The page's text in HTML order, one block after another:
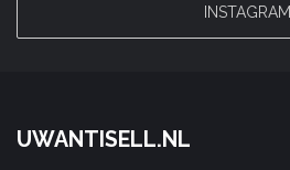
INSTAGRAM
UWANTISELL.NL